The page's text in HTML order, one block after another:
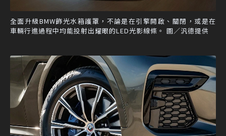
全面升級BMW飾光水箱護罩，不論是在引擎開啟、關閉，或是在
車輛行進過程中均能投射出耀眼的LED光影線條。 圖／汎德提供